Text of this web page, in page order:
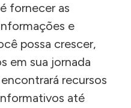
fornecer as
e
possa crescer,
em sua jornada
recursos
até